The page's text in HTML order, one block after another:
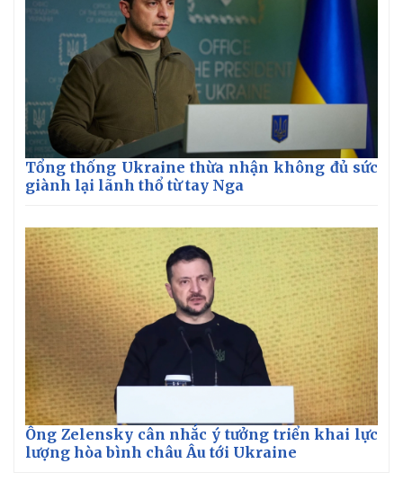
E-Magazine
Infographic
Tổng thống Ukraine thừa nhận không đủ sức
giành lại lãnh thổ từ tay Nga
Ông Zelensky cân nhắc ý tưởng triển khai lực
lượng hòa bình châu Âu tới Ukraine